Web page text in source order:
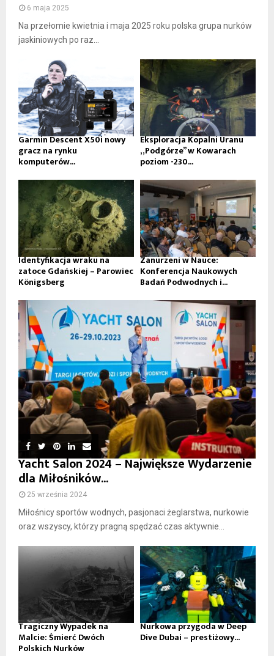
6 maja 2025
Na przełomie kwietnia i maja 2025 roku polska grupa nurków
jaskiniowych po raz...
Garmin Descent X50i nowy
gracz na rynku
komputerów...
Eksploracja Kopalni Uranu
„Podgórze” w Kowarach
poziom -230...
Identyfikacja wraku na
zatoce Gdańskiej – Parowiec
Königsberg
Zanurzeni w Nauce:
Konferencja Naukowych
Badań Podwodnych i...
Yacht Salon 2024 – Największe Wydarzenie
dla Miłośników...
25 września 2024
Miłośnicy sportów wodnych, pasjonaci żeglarstwa, nurkowie
oraz wszyscy, którzy pragną spędzać czas aktywnie...
Tragiczny Wypadek na
Malcie: Śmierć Dwóch
Polskich Nurków
Nurkowa przygoda w Deep
Dive Dubai – prestiżowy...